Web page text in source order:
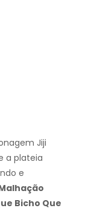
Jiji
a plateia
e
Bicho Que